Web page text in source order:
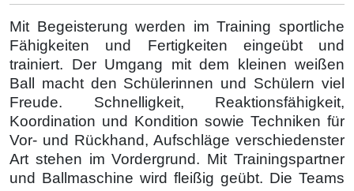
Mit Begeisterung werden im Training sportliche
Fähigkeiten und Fertigkeiten eingeübt und
trainiert. Der Umgang mit dem kleinen weißen
Ball macht den Schülerinnen und Schülern viel
Freude. Schnelligkeit, Reaktionsfähigkeit,
Koordination und Kondition sowie Techniken für
Vor- und Rückhand, Aufschläge verschiedenster
Art stehen im Vordergrund. Mit Trainingspartner
und Ballmaschine wird fleißig geübt. Die Teams